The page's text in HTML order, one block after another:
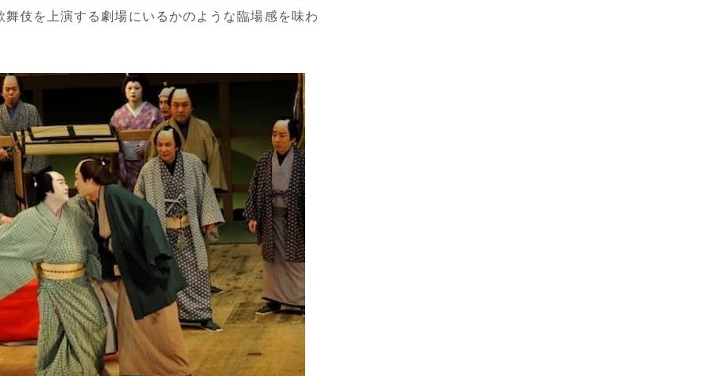
伎を上演する劇場にいるかのような臨場感を味わ